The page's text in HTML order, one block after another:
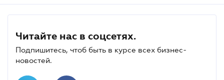
Читайте нас в соцсетях.
Подпишитесь, чтоб быть в курсе всех бизнес-
новостей.